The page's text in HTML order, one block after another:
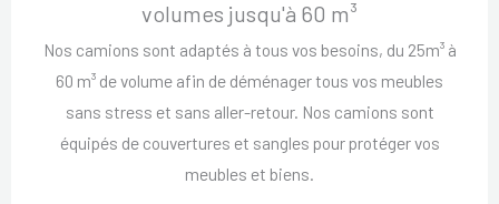
volumes jusqu'à 60 m³
Nos camions sont adaptés à tous vos besoins, du 25m³ à
60 m³ de volume afin de déménager tous vos meubles
sans stress et sans aller-retour. Nos camions sont
équipés de couvertures et sangles pour protéger vos
meubles et biens.